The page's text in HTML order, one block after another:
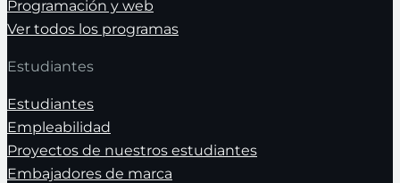
Programación y web
Ver todos los programas
Estudiantes
Estudiantes
Empleabilidad
Proyectos de nuestros estudiantes
Embajadores de marca